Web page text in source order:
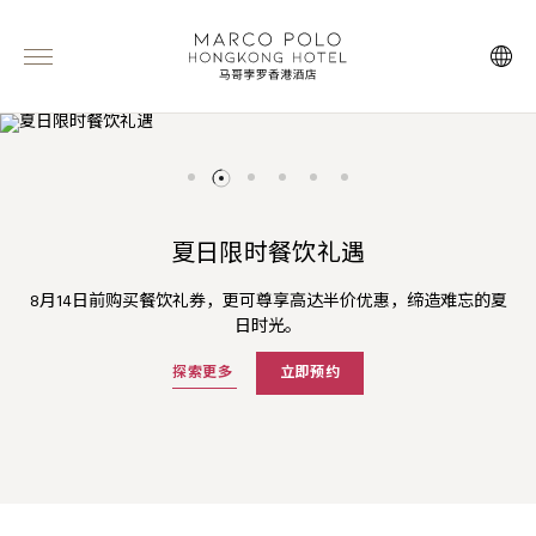
夏日畅享
官网预订可享高达75折的含早餐房价及夏季主题菜单港币118元餐
探索更多 立即预订
夏日限时餐饮礼遇
8月14日前购买餐饮礼券，更可尊享高达半价优惠，缔造难忘的夏
日时光。
探索更多 立即预约
奢养焕光下午茶‌
Cucina X THE WHOO奢华海景下午茶，细嚐养颜精緻美点，尊享名
贵体验套装。
探索更多 立即预约
臻味珍飨自助晚餐
自助晚餐汇聚环球珍馐，严选澳洲牛肉及细腻鸭肝，另备即烤现切
斧头扒，香浓馥郁，缔造极致味觉享受。
探索更多 立即预约
百日宴庆典套餐
马哥孛罗香港酒店与您欢贺宝宝百日盛典，同享珍贵重要时刻！
探索更多
三倍「亚洲万里通」里数
预订马哥孛罗酒店「夏日畅享」套餐即享三倍「亚洲万里通」里数
探索更多 立即预订